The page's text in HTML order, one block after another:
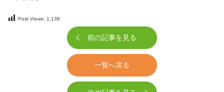
Post Views: 1,138
前の記事を見る
一覧へ戻る